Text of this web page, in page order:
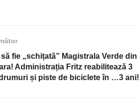
să fie „schițată” Magistrala Verde din
Administrația Fritz reabilitează 3
și piste de biciclete în …3 ani!